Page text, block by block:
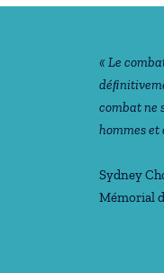
« Le
combat ne
hommes et
Sydney
Mémorial